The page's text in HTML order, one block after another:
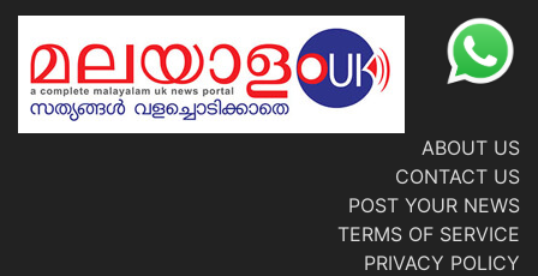
ABOUT US
CONTACT US
POST YOUR NEWS
TERMS OF SERVICE
PRIVACY POLICY